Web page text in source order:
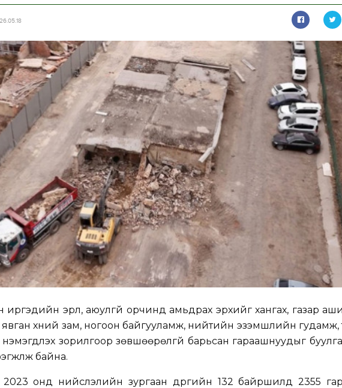
эрүүл, аюулгүй орчинд амьдрах эрхийг хангах, газар
явган хүний зам, ногоон байгууламж, нийтийн эзэмшлийн гудамж,
нэмэгдүүлэх зорилгоор зөвшөөрөлгүй барьсан гараашнуудыг
байна.
2023 онд нийслэлийн зургаан дүүргийн 132 байршилд 2355